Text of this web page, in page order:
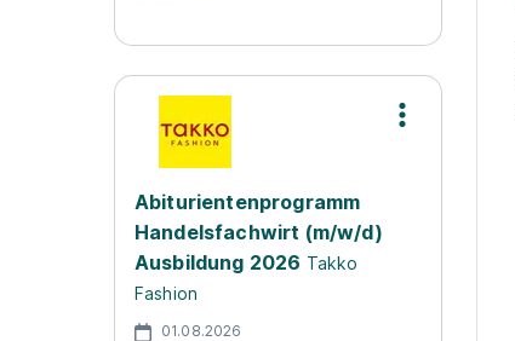
Abiturientenprogramm
Handelsfachwirt (m/w/d)
Ausbildung 2026 Takko
Fashion
01.08.2026